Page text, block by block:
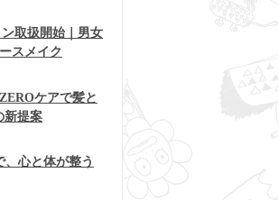
取扱開始｜男女
スメイク
ケアで髪と
新提案
、心と体が整う